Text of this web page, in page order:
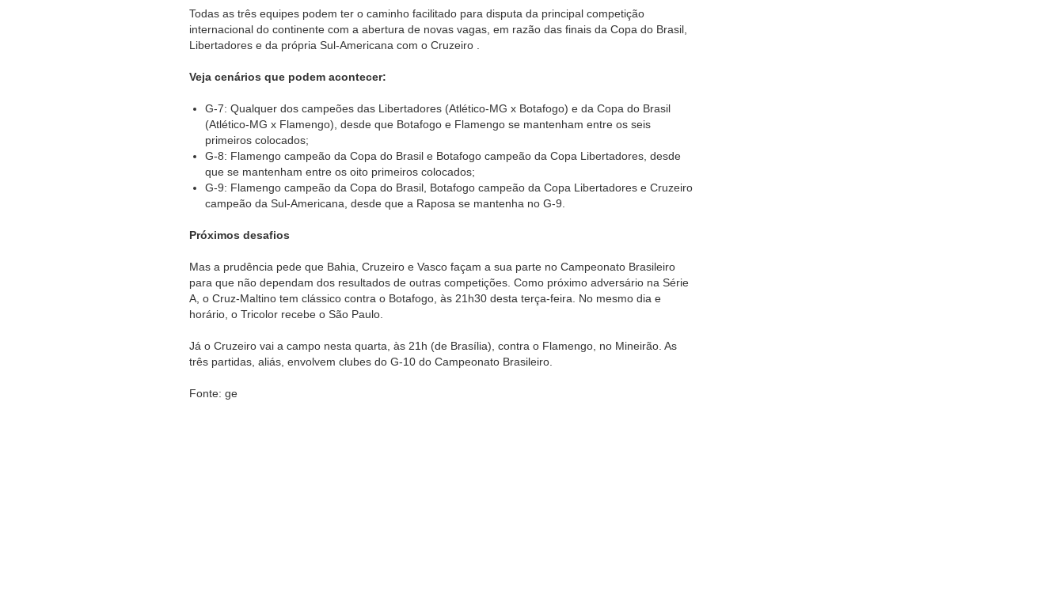
Todas as três equipes podem ter o caminho facilitado para disputa da principal competição
internacional do continente com a abertura de novas vagas, em razão das finais da Copa do Brasil,
Libertadores e da própria Sul-Americana com o Cruzeiro .
Veja cenários que podem acontecer:
G-7: Qualquer dos campeões das Libertadores (Atlético-MG x Botafogo) e da Copa do Brasil
(Atlético-MG x Flamengo), desde que Botafogo e Flamengo se mantenham entre os seis
primeiros colocados;
G-8: Flamengo campeão da Copa do Brasil e Botafogo campeão da Copa Libertadores, desde
que se mantenham entre os oito primeiros colocados;
G-9: Flamengo campeão da Copa do Brasil, Botafogo campeão da Copa Libertadores e Cruzeiro
campeão da Sul-Americana, desde que a Raposa se mantenha no G-9.
Próximos desafios
Mas a prudência pede que Bahia, Cruzeiro e Vasco façam a sua parte no Campeonato Brasileiro
para que não dependam dos resultados de outras competições. Como próximo adversário na Série
A, o Cruz-Maltino tem clássico contra o Botafogo, às 21h30 desta terça-feira. No mesmo dia e
horário, o Tricolor recebe o São Paulo.
Já o Cruzeiro vai a campo nesta quarta, às 21h (de Brasília), contra o Flamengo, no Mineirão. As
três partidas, aliás, envolvem clubes do G-10 do Campeonato Brasileiro.
Fonte: ge